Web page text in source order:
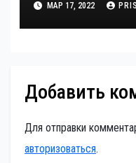
МАР 17, 2022
Добавить
Для отправки
авторизоваться.